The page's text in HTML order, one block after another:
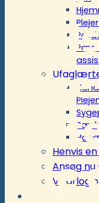
Henvis
Ansøg nu
Vikarlogin
lille